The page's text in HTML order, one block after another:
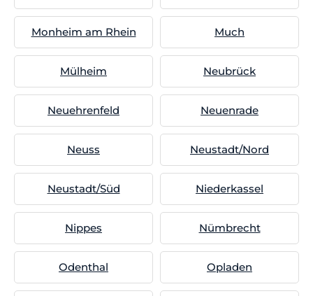
Monheim am Rhein Much
Mülheim Neubrück
Neuehrenfeld Neuenrade
Neuss Neustadt/Nord
Neustadt/Süd Niederkassel
Nippes Nümbrecht
Odenthal Opladen